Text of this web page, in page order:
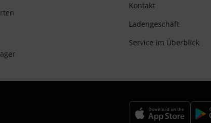
Kontakt
Ladengeschäft
Service im Überblick